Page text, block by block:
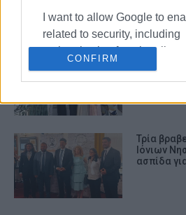
I want to allow Google to
related to security, including
authentication functionality
prevention, and other user
CONFIRM
πρώτο
Τρία
Ιόνιων
ασπίδα